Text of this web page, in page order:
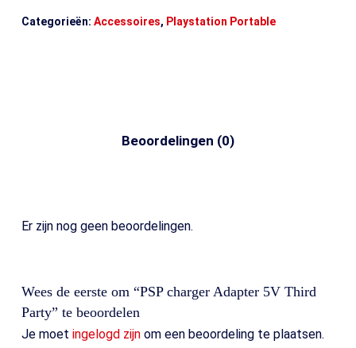
Categorieën: Accessoires, Playstation Portable
Beoordelingen (0)
Er zijn nog geen beoordelingen.
Wees de eerste om “PSP charger Adapter 5V Third
Party” te beoordelen
Je moet ingelogd zijnom een beoordeling te plaatsen.